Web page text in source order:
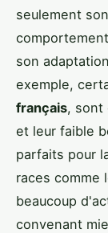
seulement
son
exemple,
français, sont
et leur faible
parfaits pour
races comme
beaucoup
convenant